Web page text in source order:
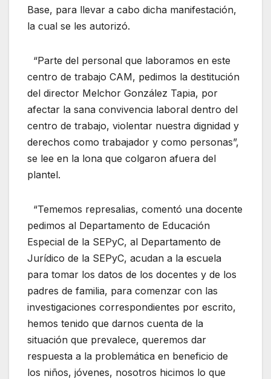
Base, para llevar a cabo dicha manifestación,
la cual se les autorizó.
“Parte del personal que laboramos en este
centro de trabajo CAM, pedimos la destitución
del director Melchor González Tapia, por
afectar la sana convivencia laboral dentro del
centro de trabajo, violentar nuestra dignidad y
derechos como trabajador y como personas”,
se lee en la lona que colgaron afuera del
plantel.
“Tememos represalias, comentó una docente
pedimos al Departamento de Educación
Especial de la SEPyC, al Departamento de
Jurídico de la SEPyC, acudan a la escuela
para tomar los datos de los docentes y de los
padres de familia, para comenzar con las
investigaciones correspondientes por escrito,
hemos tenido que darnos cuenta de la
situación que prevalece, queremos dar
respuesta a la problemática en beneficio de
los niños, jóvenes, nosotros hicimos lo que